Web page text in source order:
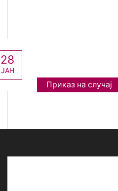
Приказ на случај
28
ЈАН